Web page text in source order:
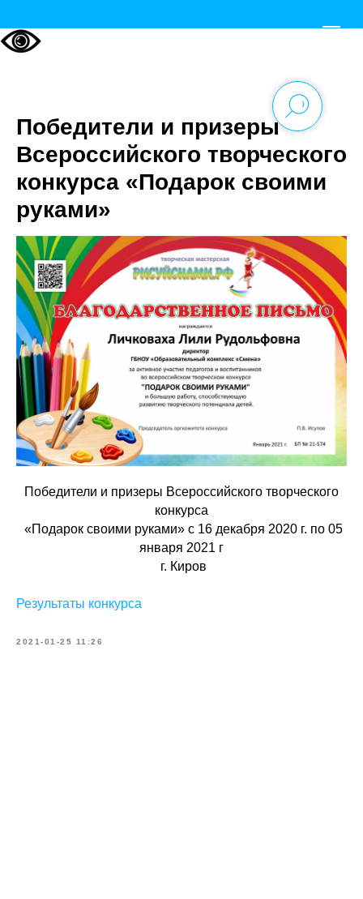
Победители и призеры
Всероссийского творческого
конкурса «Подарок своими
руками»
Победители и призеры Всероссийского творческого
конкурса
«Подарок своими руками» с 16 декабря 2020 г. по 05
января 2021 г
г. Киров
Результаты конкурса
2021-01-25 11:26